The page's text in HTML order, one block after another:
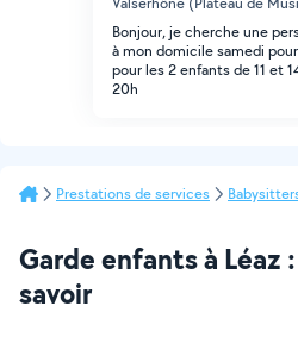
Bonjour, je cherche une
à mon domicile samedi
pour les 2 enfants de 11 et
20h
Prestations de services
Garde enfants à Léaz
savoir